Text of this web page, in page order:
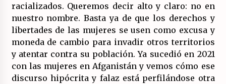
racializados. Queremos decir alto y claro: no en
nuestro nombre. Basta ya de que los derechos y
libertades de las mujeres se usen como excusa y
moneda de cambio para invadir otros territorios
y atentar contra su población. Ya sucedió en 2021
con las mujeres en Afganistán y vemos cómo ese
discurso hipócrita y falaz está perfilándose otra